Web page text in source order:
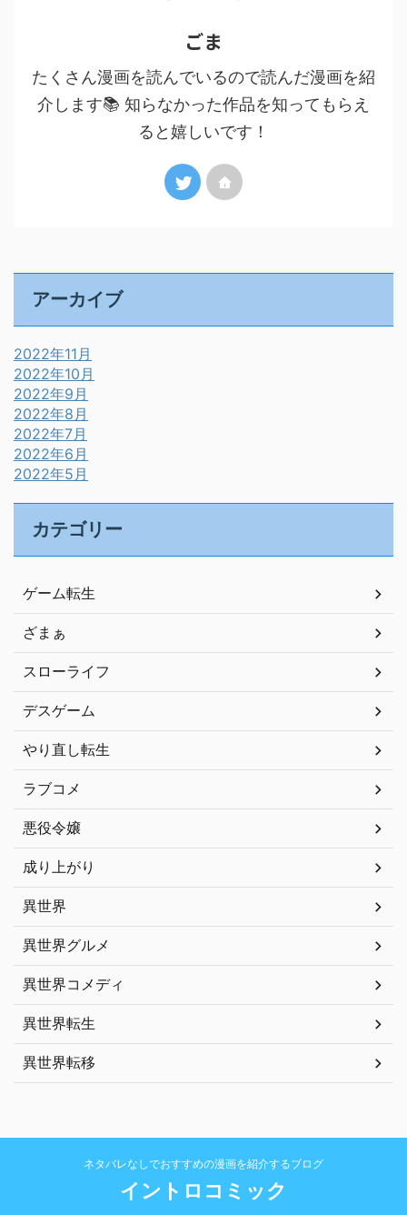
ごま
たくさん漫画を読んでいるので読んだ漫画を紹
介します📚 知らなかった作品を知ってもらえ
ると嬉しいです！
アーカイブ
2022年11月
2022年10月
2022年9月
2022年8月
2022年7月
2022年6月
2022年5月
カテゴリー
ゲーム転生
ざまぁ
スローライフ
デスゲーム
やり直し転生
ラブコメ
悪役令嬢
成り上がり
異世界
異世界グルメ
異世界コメディ
異世界転生
異世界転移
ネタバレなしでおすすめの漫画を紹介するブログ
イントロコミック